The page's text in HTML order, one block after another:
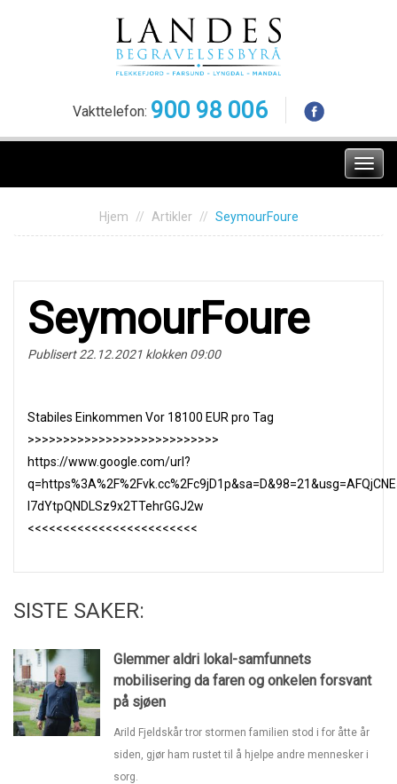
Vakttelefon: 900 98 006
Meny
Hjem Artikler SeymourFoure
SeymourFoure
Publisert 22.12.2021 klokken 09:00
Stabiles Einkommen Vor 18100 EUR pro Tag
>>>>>>>>>>>>>>>>>>>>>>>>>>>
https://www.google.com/url?
l7dYtpQNDLSz9x2TTehrGGJ2w
<<<<<<<<<<<<<<<<<<<<<<<<
SISTE SAKER:
Glemmer aldri lokal-samfunnets
mobilisering da faren og onkelen forsvant
på sjøen
Arild Fjeldskår tror stormen familien stod i for åtte år
siden, gjør ham rustet til å hjelpe andre mennesker i
sorg.